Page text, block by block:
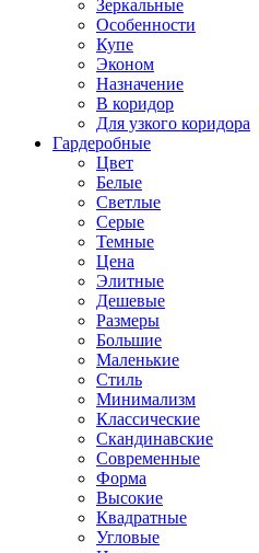
Зеркальные
Особенности
Купе
Эконом
Назначение
В коридор
Для узкого коридора
Гардеробные
Цвет
Белые
Светлые
Серые
Темные
Цена
Элитные
Дешевые
Размеры
Большие
Маленькие
Стиль
Минимализм
Классические
Скандинавские
Современные
Форма
Высокие
Квадратные
Угловые